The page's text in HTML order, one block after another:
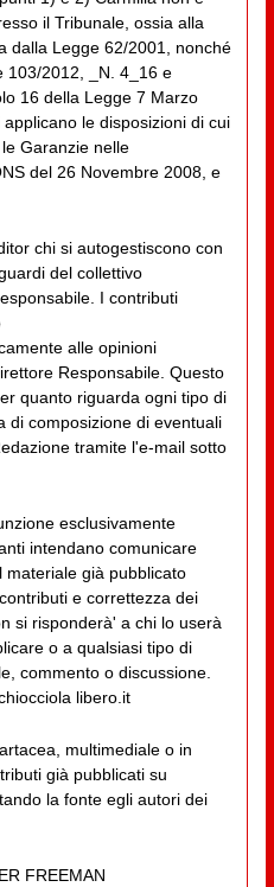
il Tribunale, ossia alla
dalla Legge 62/2001, nonché
103/2012, _N. 4_16 e
16 della Legge 7 Marzo
le disposizioni di cui
Garanzie nelle
del 26 Novembre 2008, e
chi si autogestiscono con
del collettivo
I contributi
alle opinioni
Responsabile. Questo
quanto riguarda ogni tipo di
di composizione di eventuali
tramite l'e-mail sotto
esclusivamente
intendano comunicare
materiale già pubblicato
e correttezza dei
si risponderà' a chi lo userà
o a qualsiasi tipo di
commento o discussione.
libero.it
multimediale o in
già pubblicati su
la fonte egli autori dei
FREEMAN